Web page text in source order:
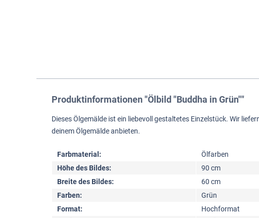
Produktinformationen "Ölbild "Buddha in Grün""
Dieses Ölgemälde ist ein liebevoll gestaltetes Einzelstück. Wir
deinem Ölgemälde anbieten.
Farbmaterial:
Ölfarben
Höhe des Bildes:
90 cm
Breite des Bildes:
60 cm
Farben:
Grün
Format:
Hochformat